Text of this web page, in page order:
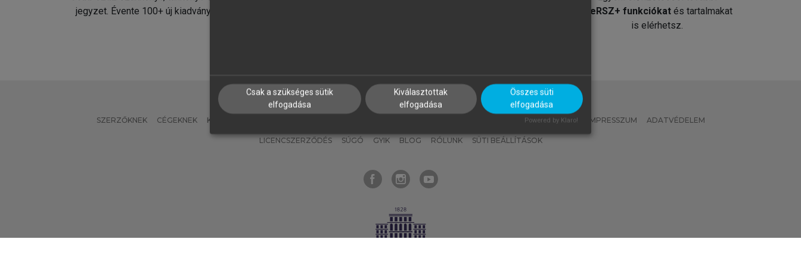
jegyzet. Évente 100+ új kiadvány.
MeRSZ+ funkciókat és tartalmakat
is elérhetsz.
SZERZŐKNEK CÉGEKNEK KÖNYVTÁROSOKNAK MI – ÁLTALÁNOS IRÁNYELVEK IMPRESSZUM ADATVÉDELEM
LICENCSZERZŐDÉS SÚGÓ GYIK BLOG RÓLUNK SÜTI BEÁLLÍTÁSOK
Csak a szükséges sütik
elfogadása
Kiválasztottak
elfogadása
Összes süti
elfogadása
Powered by Klaro!